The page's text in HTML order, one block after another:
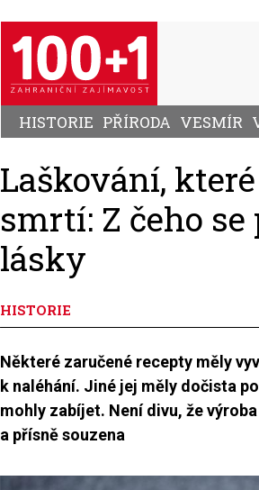
HISTORIE PŘÍRODA VESMÍR
Laškování,
smrtí: Z čeho
lásky
HISTORIE
Některé zaručené recepty měly
k naléhání. Jiné jej měly dočista
mohly zabíjet. Není divu, že
a přísně souzena